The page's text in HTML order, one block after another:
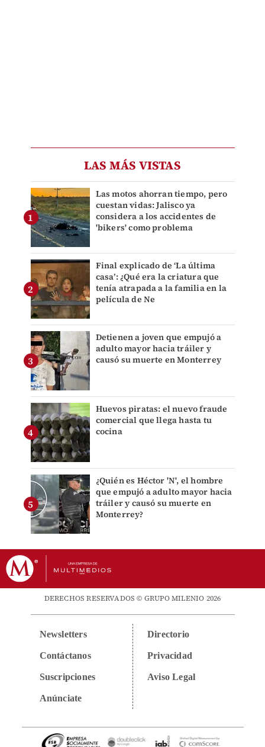
LAS MÁS VISTAS
Las motos ahorran tiempo, pero
cuestan vidas: Jalisco ya
considera a los accidentes de
'bikers' como problema
Final explicado de ‘La última
casa’: ¿Qué era la criatura que
tenía atrapada a la familia en la
película de Ne
Detienen a joven que empujó a
adulto mayor hacia tráiler y
causó su muerte en Monterrey
Huevos piratas: el nuevo fraude
comercial que llega hasta tu
cocina
¿Quién es Héctor 'N', el hombre
que empujó a adulto mayor hacia
tráiler y causó su muerte en
Monterrey?
DERECHOS RESERVADOS © GRUPO MILENIO 2026
Newsletters
Contáctanos
Suscripciones
Anúnciate
Directorio
Privacidad
Aviso Legal